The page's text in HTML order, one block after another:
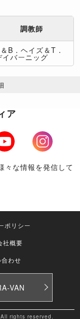
調教師
B．ヘイズ＆T．
イバーニッグ
ア
Instagram
々な情報を発信して
ポリシー
社概要
わせ
VAN
rights reserved.